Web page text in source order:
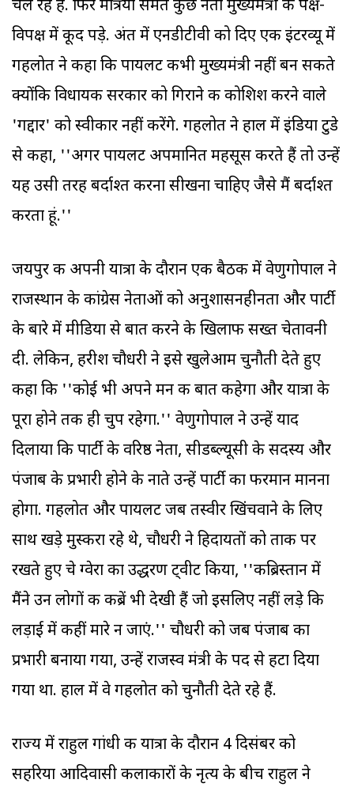
चल रहे हैं. फिर मंत्रियों समेत कुछ नेता मुख्यमंत्री के पक्ष-
विपक्ष में कूद पड़े. अंत में एनडीटीवी को दिए एक इंटरव्यू में
गहलोत ने कहा कि पायलट कभी मुख्यमंत्री नहीं बन सकते
क्योंकि विधायक सरकार को गिराने की कोशिश करने वाले
'गद्दार' को स्वीकार नहीं करेंगे. गहलोत ने हाल में इंडिया टुडे
से कहा, ''अगर पायलट अपमानित महसूस करते हैं तो उन्हें
यह उसी तरह बर्दाश्त करना सीखना चाहिए जैसे मैं बर्दाश्त
करता हूं.''
जयपुर की अपनी यात्रा के दौरान एक बैठक में वेणुगोपाल ने
राजस्थान के कांग्रेस नेताओं को अनुशासनहीनता और पार्टी
के बारे में मीडिया से बात करने के खिलाफ सख्त चेतावनी
दी. लेकिन, हरीश चौधरी ने इसे खुलेआम चुनौती देते हुए
कहा कि ''कोई भी अपने मन की बात कहेगा और यात्रा के
पूरा होने तक ही चुप रहेगा.'' वेणुगोपाल ने उन्हें याद
दिलाया कि पार्टी के वरिष्ठ नेता, सीडब्ल्यूसी के सदस्य और
पंजाब के प्रभारी होने के नाते उन्हें पार्टी का फरमान मानना
होगा. गहलोत और पायलट जब तस्वीर खिंचवाने के लिए
साथ खड़े मुस्करा रहे थे, चौधरी ने हिदायतों को ताक पर
रखते हुए चे ग्वेरा का उद्धरण ट्वीट किया, ''कब्रिस्तान में
मैंने उन लोगों की कब्रें भी देखी हैं जो इसलिए नहीं लड़े कि
लड़ाई में कहीं मारे न जाएं.'' चौधरी को जब पंजाब का
प्रभारी बनाया गया, उन्हें राजस्व मंत्री के पद से हटा दिया
गया था. हाल में वे गहलोत को चुनौती देते रहे हैं.
राज्य में राहुल गांधी की यात्रा के दौरान 4 दिसंबर को
सहरिया आदिवासी कलाकारों के नृत्य के बीच राहुल ने